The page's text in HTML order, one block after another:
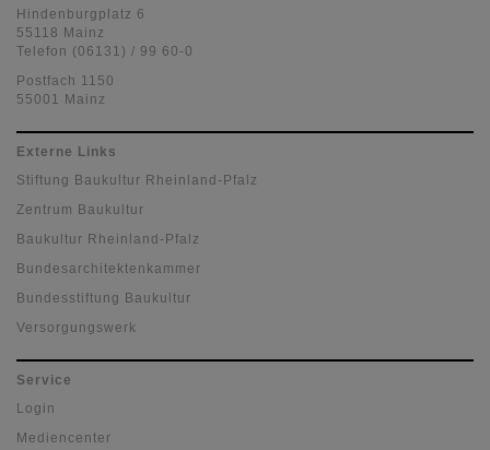
Hindenburgplatz 6
55118 Mainz
Telefon (06131) / 99 60-0
Postfach 1150
55001 Mainz
Externe Links
Stiftung Baukultur Rheinland-Pfalz
Zentrum Baukultur
Baukultur Rheinland-Pfalz
Bundesarchitektenkammer
Bundesstiftung Baukultur
Versorgungswerk
Service
Login
Mediencenter